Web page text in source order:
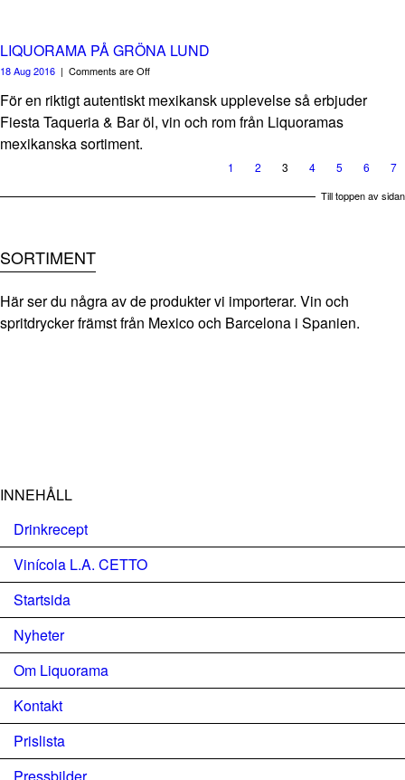
LIQUORAMA PÅ GRÖNA LUND
18 Aug 2016 | Comments are Off
För en riktigt autentiskt mexikansk upplevelse så erbjuder
Fiesta Taqueria & Bar öl, vin och rom från Liquoramas
mexikanska sortiment.
1 2 3 4 5 6 7
Till toppen av sidan
SORTIMENT
Här ser du några av de produkter vi importerar. Vin och
spritdrycker främst från Mexico och Barcelona i Spanien.
INNEHÅLL
Drinkrecept
Vinícola L.A. CETTO
Startsida
Nyheter
Om Liquorama
Kontakt
Prislista